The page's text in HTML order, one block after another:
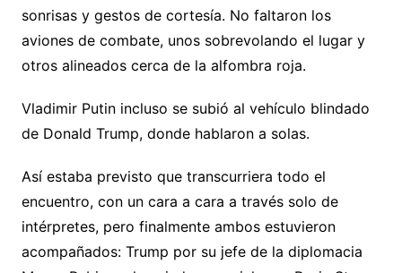
sonrisas y gestos de cortesía. No faltaron los
aviones de combate, unos sobrevolando el lugar y
otros alineados cerca de la alfombra roja.
Vladimir Putin incluso se subió al vehículo blindado
de Donald Trump, donde hablaron a solas.
Así estaba previsto que transcurriera todo el
encuentro, con un cara a cara a través solo de
intérpretes, pero finalmente ambos estuvieron
acompañados: Trump por su jefe de la diplomacia